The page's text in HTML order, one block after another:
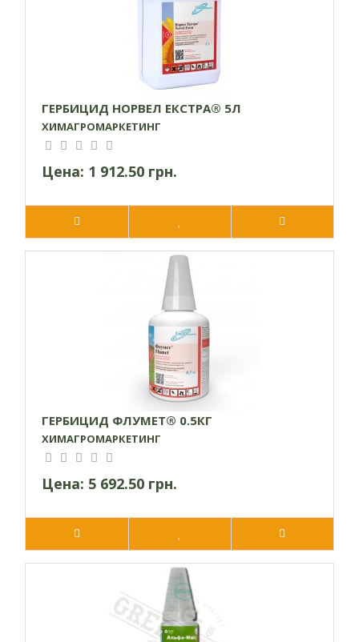
ГЕРБИЦИД НОРВЕЛ ЕКСТРА® 5Л
ХИМАГРОМАРКЕТИНГ
Цена: 1 912.50 грн.
ГЕРБИЦИД ФЛУМЕТ® 0.5КГ
ХИМАГРОМАРКЕТИНГ
Цена: 5 692.50 грн.